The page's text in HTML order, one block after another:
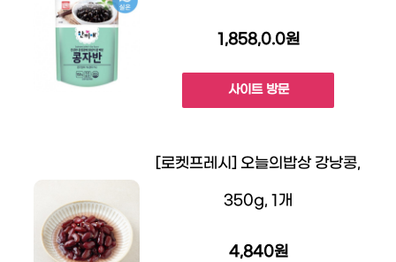
1,858,0.0원
사이트 방문
[로켓프레시] 오늘의밥상 강낭콩,
350g, 1개
4,840원